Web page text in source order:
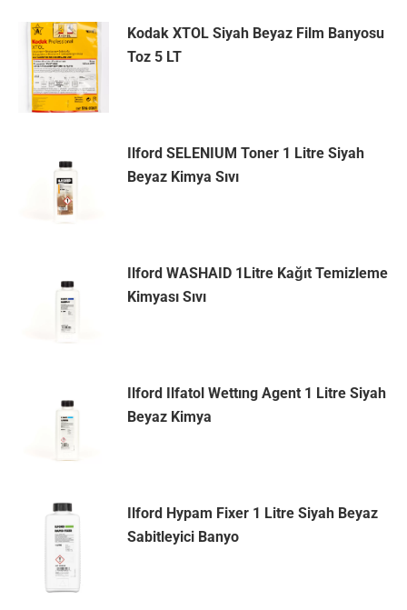
Kodak XTOL Siyah Beyaz Film Banyosu
Toz 5 LT
Ilford SELENIUM Toner 1 Litre Siyah
Beyaz Kimya Sıvı
Ilford WASHAID 1Litre Kağıt Temizleme
Kimyası Sıvı
Ilford Ilfatol Wettıng Agent 1 Litre Siyah
Beyaz Kimya
Ilford Hypam Fixer 1 Litre Siyah Beyaz
Sabitleyici Banyo